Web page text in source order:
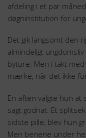
afdeling i et par
døgninstitution for
Det gik langsomt den
almindeligt
byture. Men i takt
mærke, når det ikke
En aften valgte hun at
sagt godnat. Et
sidste pille, blev hun
Men benene under